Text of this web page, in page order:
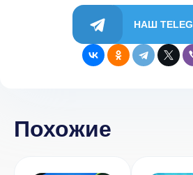
НАШ
Похожие